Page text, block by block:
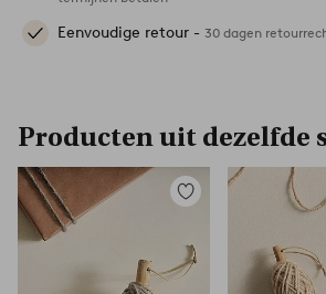
Eenvoudige retour - 30 dagen
Producten uit dezelfde
Toevoegen